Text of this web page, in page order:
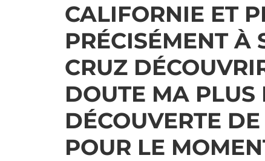
CALIFORNIE ET
PRÉCISÉMENT À
CRUZ
DOUTE MA PLUS
DÉCOUVERTE
POUR LE